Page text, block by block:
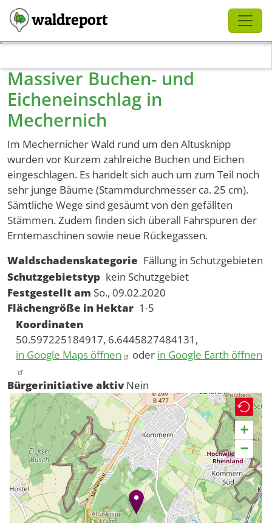
waldreport
Massiver Buchen- und
Eicheneinschlag in
Mechernich
Im Mechernicher Wald rund um den Altusknipp
wurden vor Kurzem zahlreiche Buchen und Eichen
eingeschlagen. Es handelt sich auch um zum Teil noch
sehr junge Bäume (Stammdurchmesser ca. 25 cm).
Sämtliche Wege sind gesäumt von den gefällten
Stämmen. Zudem finden sich überall Fahrspuren der
Erntemaschinen sowie neue Rückegassen.
Waldschadenskategorie Fällung in Schutzgebieten
Schutzgebietstyp kein Schutzgebiet
Festgestellt am So., 09.02.2020
Flächengröße in Hektar 1-5
Koordinaten
50.597225184917, 6.6445827484131,
in Google Maps öffnen
oder in Google Earth öffnen
Bürgerinitiative aktiv Nein
+
−
Schliessen